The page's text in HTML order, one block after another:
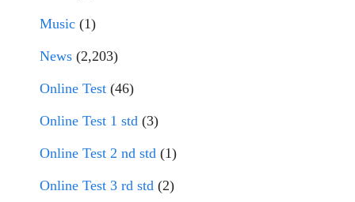
Music (1)
News (2,203)
Online Test (46)
Online Test 1 std (3)
Online Test 2 nd std (1)
Online Test 3 rd std (2)